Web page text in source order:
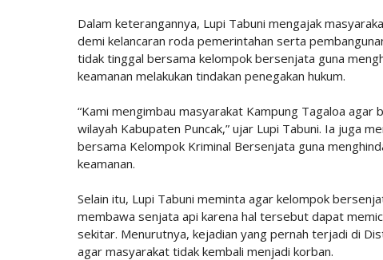
Dalam keterangannya, Lupi Tabuni mengajak
demi kelancaran roda pemerintahan serta
tidak tinggal bersama kelompok bersenjata guna
keamanan melakukan tindakan penegakan hukum.
“Kami mengimbau masyarakat Kampung Tagaloa
wilayah Kabupaten Puncak,” ujar Lupi Tabuni. Ia juga
bersama Kelompok Kriminal Bersenjata guna
keamanan.
Selain itu, Lupi Tabuni meminta agar kelompok
membawa senjata api karena hal tersebut dapat
sekitar. Menurutnya, kejadian yang pernah terjadi di
agar masyarakat tidak kembali menjadi korban.